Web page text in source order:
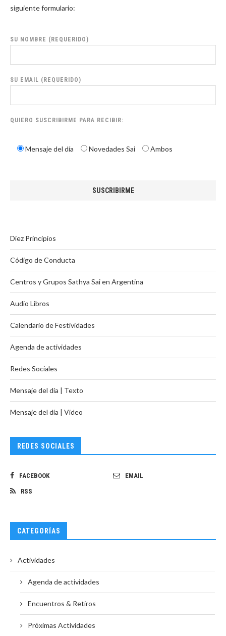
siguiente formulario:
SU NOMBRE (REQUERIDO)
SU EMAIL (REQUERIDO)
QUIERO SUSCRIBIRME PARA RECIBIR:
Mensaje del día Novedades Sai Ambos
Diez Principios
Código de Conducta
Centros y Grupos Sathya Sai en Argentina
Audio Libros
Calendario de Festividades
Agenda de actividades
Redes Sociales
Mensaje del día | Texto
Mensaje del día | Video
REDES SOCIALES
FACEBOOK EMAIL
RSS
CATEGORÍAS
Actividades
Agenda de actividades
Encuentros & Retiros
Próximas Actividades